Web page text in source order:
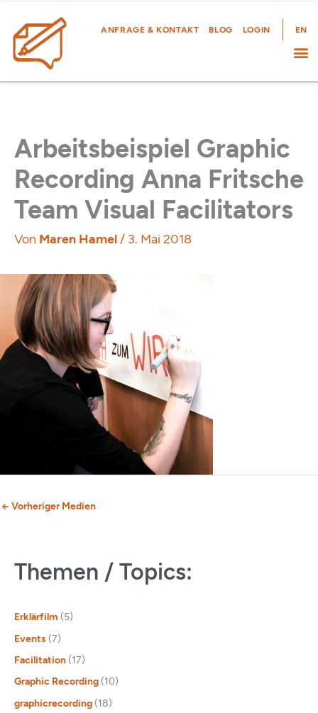
Inhalt
springen
ANFRAGE & KONTAKT BLOG LOGIN EN
Arbeitsbeispiel Graphic
Recording Anna Fritsche
Team Visual Facilitators
Von Maren Hamel/ 3. Mai 2018
← Vorheriger Medien
Themen / Topics:
Erklärfilm (5)
Events (7)
Facilitation (17)
Graphic Recording (10)
graphicrecording (18)